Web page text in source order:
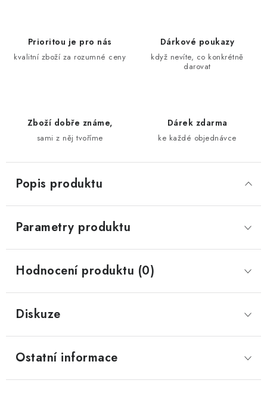
Prioritou je pro nás
kvalitní zboží za rozumné ceny
Dárkové poukazy
když nevíte, co konkrétně
darovat
Zboží dobře známe,
sami z něj tvoříme
Dárek zdarma
ke každé objednávce
Popis produktu
Parametry produktu
Hodnocení produktu (0)
Diskuze
Ostatní informace